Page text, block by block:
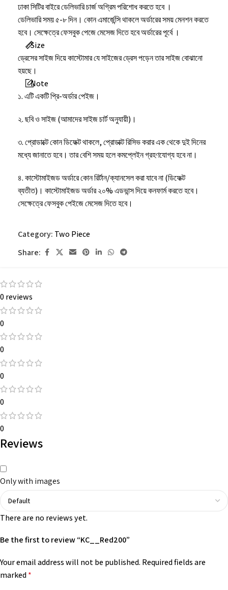
ঢাকা সিটির বাইরে ডেলিভারি চার্জ অগ্রিম পরিশোধ করতে হবে ।
ডেলিভারি সময় ৫-৮ দিন। কোন এমার্জেন্সি থাকলে অর্ডারের সময় মেনশন করতে
হবে। সেক্ষেত্রে ফেসবুক পেজে মেসেজ দিতে হবে অর্ডারের পূর্বে ।
Size
ড্রেসের সাইজ দিয়ে কাস্টোমার যে সাইজের ড্রেস পড়েন তার সাইজ বোঝানো
হয়ছে।
Note
১. এটি একটি প্রি-অর্ডার পেইজ।
২. ছবি ও সাইজ (আমাদের সাইজ চার্ট অনুযায়ী)।
৩. প্রোডাক্টে কোন ডিফেক্ট থাকলে, প্রোডাক্ট রিসিভ করার এক থেকে দুই দিনের
মধ্যে জানাতে হবে। তার বেশি সময় হলে কমপ্লেইন গ্রহণযোগ্য হবে না।
৪. কাস্টোমাইজড অর্ডারে কোন রির্টান/ক্যানসেল করা যাবে না (ডিফেক্ট
ব্যতীত)। কাস্টোমাইজড অর্ডার ২০% এডভান্স দিয়ে কনফার্ম করতে হবে।
সেক্ষেত্রে ফেসবুক পেইজে মেসেজ দিতে হবে।
হবে।
Category: Two Piece
Share:
0 reviews
0
0
0
0
0
Reviews
Only with images
There are no reviews yet.
Be the first to review “KC__Red200”
Your email address will not be published. Required fields are
marked*